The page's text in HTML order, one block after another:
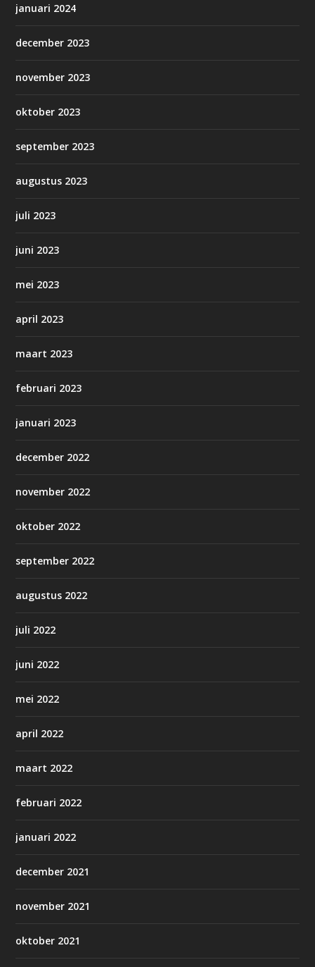
januari 2024
december 2023
november 2023
oktober 2023
september 2023
augustus 2023
juli 2023
juni 2023
mei 2023
april 2023
maart 2023
februari 2023
januari 2023
december 2022
november 2022
oktober 2022
september 2022
augustus 2022
juli 2022
juni 2022
mei 2022
april 2022
maart 2022
februari 2022
januari 2022
december 2021
november 2021
oktober 2021